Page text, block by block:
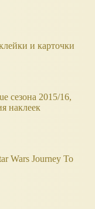
и карточки
сезона 2015/16,
наклеек
Wars Journey To